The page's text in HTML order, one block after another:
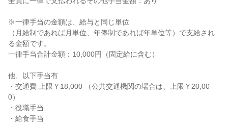
※一律手当の金額は、給与と同じ単位
（月給制であれば月単位、年俸制であれば年単位等）で支給され
る金額です。
一律手当合計金額：10,000円（固定給に含む）
他、以下手当有
・交通費 上限￥18,000 （公共交通機関の場合は、上限￥20,00
0）
・役職手当
・給食手当